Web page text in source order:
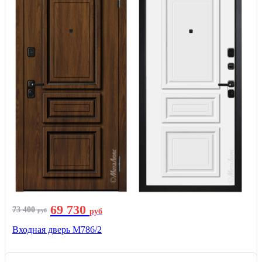
73 400руб 69 730 руб
Входная дверь М786/2